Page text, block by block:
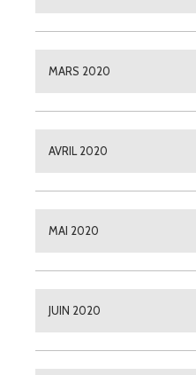
MARS 2020
AVRIL 2020
MAI 2020
JUIN 2020